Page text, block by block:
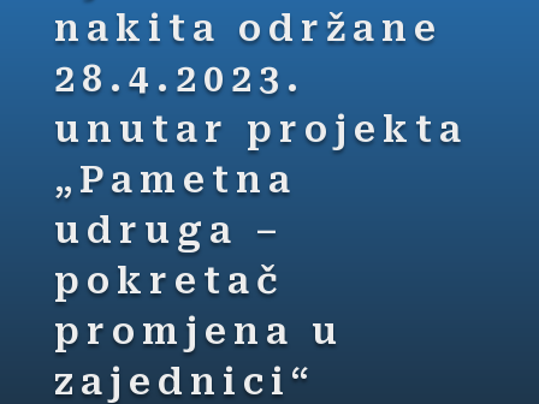
nakita održane
28.4.2023.
unutar projekta
„Pametna
udruga –
pokretač
promjena u
zajednici“